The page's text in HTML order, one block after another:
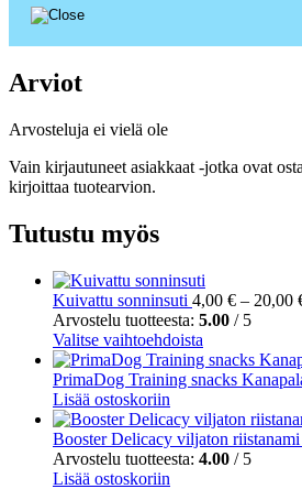
Arviot
Arvosteluja ei vielä ole
Vain kirjautuneet asiakkaat -jotka ovat
kirjoittaa tuotearvion.
Tutustu myös
Kuivattu sonninsuti 4,00 € – 20,00
Arvostelu tuotteesta: 5.00 / 5
Valitse vaihtoehdoista
tuotteella
on
muunnelma.
Voit
tehdä
PrimaDog Training snacks
Lisää ostoskoriin
Booster Delicacy viljaton riistanami
Arvostelu tuotteesta: 4.00 / 5
Lisää ostoskoriin